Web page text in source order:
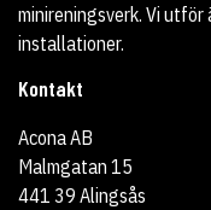
minireningsverk. Vi
installationer.
Kontakt
Acona AB
Malmgatan 15
441 39 Alingsås